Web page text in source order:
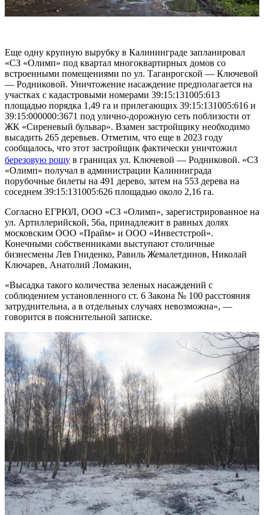
Еще одну крупную вырубку в Калининграде запланировал
«СЗ «Олимп» под квартал многоквартирных домов со
встроенными помещениями по ул. Таганрогской — Ключевой
— Родниковой. Уничтожение насаждение предполагается на
участках с кадастровыми номерами 39:15:131005:613
площадью порядка 1,49 га и прилегающих 39:15:131005:616 и
39:15:000000:3671 под улично-дорожную сеть поблизости от
ЖК «Сиреневый бульвар». Взамен застройщику необходимо
высадить 265 деревьев. Отметим, что еще в 2023 году
сообщалось, что этот застройщик фактически уничтожил
березовую рощу в границах ул. Ключевой — Родниковой. «СЗ
«Олимп» получал в администрации Калининграда
порубочные билеты на 491 дерево, затем на 553 дерева на
соседнем 39:15:131005:626 площадью около 2,16 га.
Согласно ЕГРЮЛ, ООО «СЗ «Олимп», зарегистрированное на
ул. Артиллерийской, 56а, принадлежит в равных долях
московским ООО «Прайм» и ООО «Инвестстрой».
Конечными собственниками выступают столичные
бизнесмены Лев Гниденко, Равиль Жемалетдинов, Николай
Ключарев, Анатолий Ломакин,
«Высадка такого количества зеленых насаждений с
соблюдением установленного ст. 6 Закона № 100 расстояния
затруднительна, а в отдельных случаях невозможна», —
говорится в пояснительной записке.